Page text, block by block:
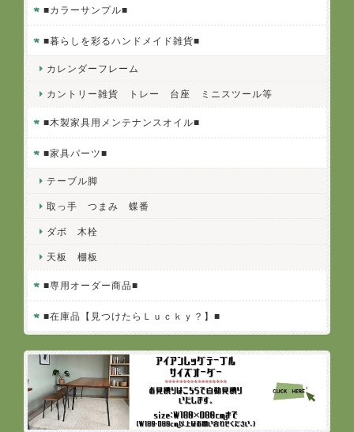
■カラーサンプル■
■暮らしを彩るハンドメイド雑貨■
カレンダーフレーム
カントリー雑貨 トレー 台座 ミニスツール等
■木製家具用メンテナンスオイル■
■家具パーツ■
テーブル脚
取っ手 つまみ 蝶番
ダボ 木栓
天板 棚板
■専用オーダー商品■
■在庫品【見つけたらＬｕｃｋｙ？】■